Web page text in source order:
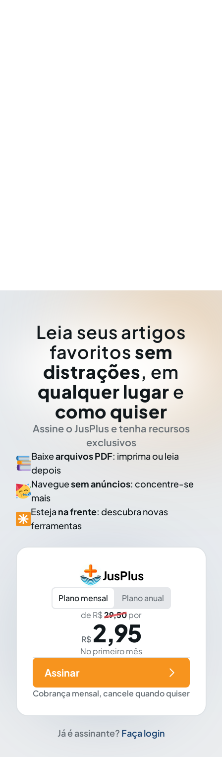
Leia seus artigos
favoritos sem
distrações, em
qualquer lugar e
como quiser
Assine o JusPlus e tenha recursos
exclusivos
Baixearquivos PDF: imprima ou leia
depois
Naveguesem anúncios: concentre-se
mais
Esteja na frente: descubra novas
ferramentas
JusPlus
Plano mensal
Plano anual
de R$29,50por
R$ 2,95
No primeiro mês
Cobrança mensal, cancele quando quiser
Assinar
Já é assinante? Faça login